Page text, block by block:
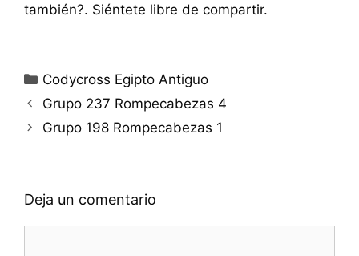
también?. Siéntete libre de compartir.
Categorías
Codycross Egipto Antiguo
Grupo 237 Rompecabezas 4
Grupo 198 Rompecabezas 1
Deja un comentario